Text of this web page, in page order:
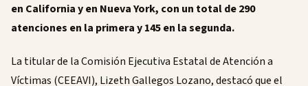
en California y en Nueva York, con un total de 290
atenciones en la primera y 145 en la segunda.
La titular de la Comisión Ejecutiva Estatal de Atención a
Víctimas (CEEAVI), Lizeth Gallegos Lozano, destacó que el